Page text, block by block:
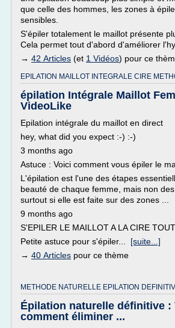
que celle des hommes, les zones à
sensibles.
S'épiler totalement le maillot présente
Cela permet tout d'abord d'améliorer
→ 42 Articles (et 1 Vidéos) pour ce
EPILATION MAILLOT INTEGRALE CIRE
épilation Intégrale Maillot
VideoLike
Epilation intégrale du maillot en direct
hey, what did you expect :-) :-)
3 months ago
Astuce : Voici comment vous épiler le
L'épilation est l'une des étapes
beauté de chaque femme, mais non
surtout si elle est faite sur des zones ...
9 months ago
S'EPILER LE MAILLOT A LA CIRE
Petite astuce pour s'épiler... [suite...]
→ 40 Articles pour ce thème
METHODE NATURELLE EPILATION
Épilation naturelle définitive :
comment éliminer ...